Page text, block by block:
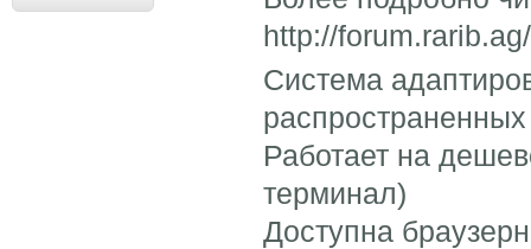
http://
Система
Работает на
терминал)
Доступна